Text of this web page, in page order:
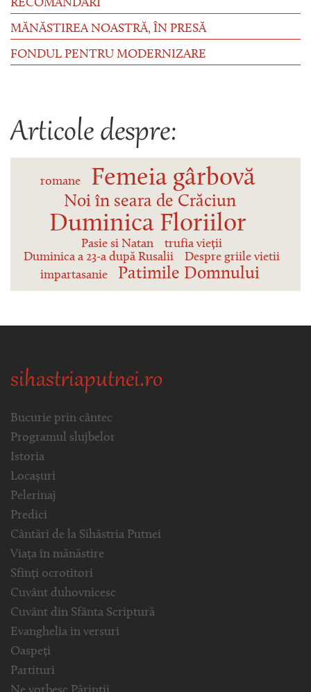
RECOMANDĂRI
MĂNĂSTIREA NOASTRĂ, ÎN PRESĂ
FONDUL PENTRU MODERNIZARE
Articole despre:
romane Femeia gârbovă
Noi în seara de Crăciun
Duminica Floriilor
Pasie si Natan
trufia vieții
Duminica a 23-a după Rusalii
Despre griile vietii
impartasanie
Patimile Domnului
sihastriaputnei.ro
Bucurie prin cântec
Programul slujbelor
Istoria
Locașuri
Pelerinaj
Predici
Cântări de la Sihăstria Putnei
Viața în mănăstire
Sfinți ocrotitori
Cuvânt duhovnicesc
Cuvânt din Sfânta Scriptură
Evanghelia in versuri
Oaspeți
Partituri